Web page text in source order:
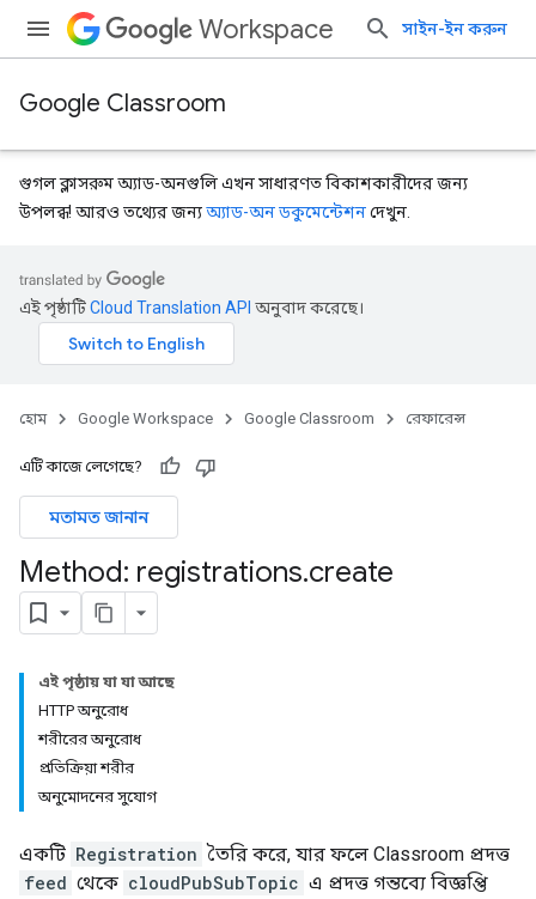
Workspace সাইন-ইন করুন
Google Classroom
গুগল ক্লাসরুম অ্যাড-অনগুলি এখন সাধারণত বিকাশকারীদের জন্য
উপলব্ধ! আরও তথ্যের জন্যঅ্যাড-অন ডকুমেন্টেশনদেখুন.
এই পৃষ্ঠাটিCloud Translation API অনুবাদ করেছে।
হোম Google Workspace Google Classroom রেফারেন্স
এটি কাজে লেগেছে?
মতামত জানান
Method: registrations.create
এই পৃষ্ঠায় যা যা আছে
HTTP অনুরোধ
শরীরের অনুরোধ
প্রতিক্রিয়া শরীর
অনুমোদনের সুযোগ
একটি Registration তৈরি করে, যার ফলে Classroom প্রদত্ত
feed থেকে cloudPubSubTopic এ প্রদত্ত গন্তব্যে বিজ্ঞপ্তি